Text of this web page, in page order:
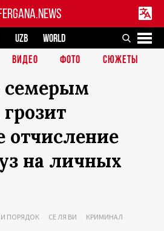
UZB
WORLD
ВИДЕО ФОТО СЮЖЕТЫ
семерым
отчисление
на личных
И ПОРЯДОК СЕ ЛЯ ВИ КРИМИНАЛ